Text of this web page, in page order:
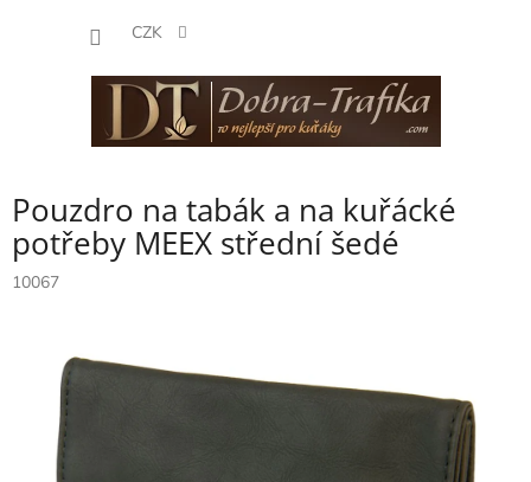
CZK
Pouzdro na tabák a na kuřácké
potřeby MEEX střední šedé
10067